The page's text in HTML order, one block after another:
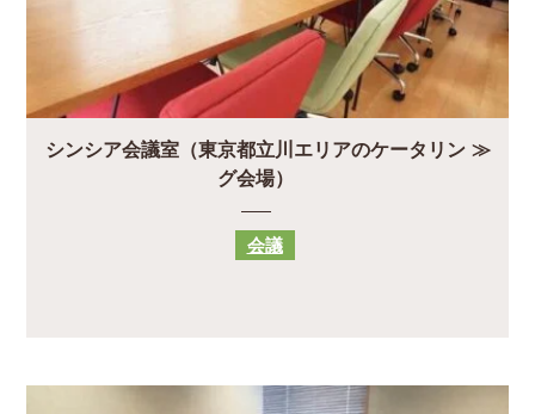
シンシア会議室（東京都立川エリアのケータリン
グ会場）
会議